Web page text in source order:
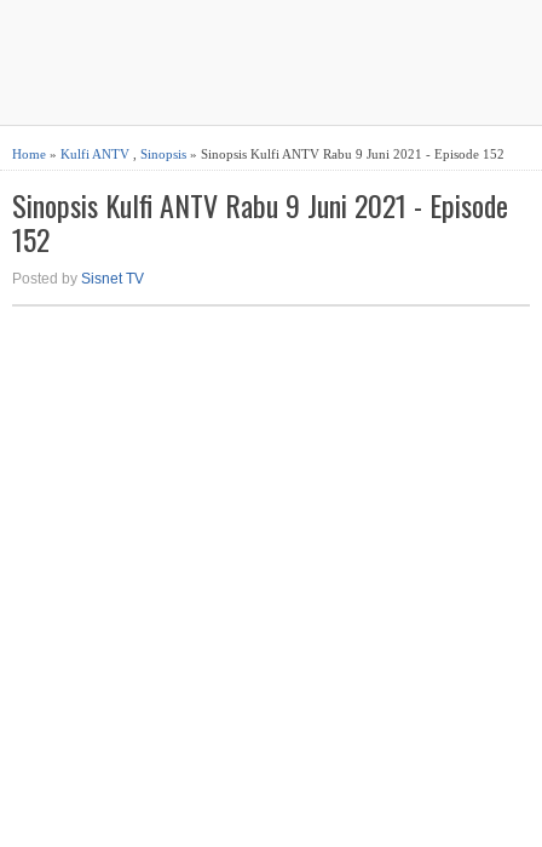
Home » Kulfi ANTV Sinopsis » Sinopsis Kulfi ANTV Rabu 9 Juni 2021 - Episode 152
Sinopsis Kulfi ANTV Rabu 9 Juni 2021 - Episode
152
Posted by Sisnet TV